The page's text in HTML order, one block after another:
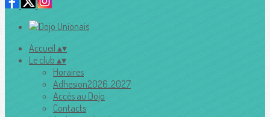
Accueil ▴▾
Le club ▴▾
Horaires
Adhesion2026_2027
Accès au Dojo
Contacts